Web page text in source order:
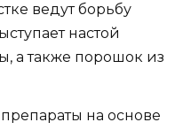
ведут борьбу
настой
а также порошок из
на основе